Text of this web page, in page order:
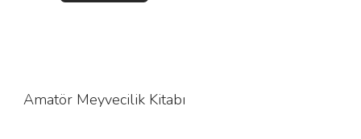
Amatör Meyvecilik Kitabı